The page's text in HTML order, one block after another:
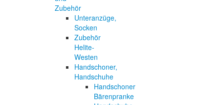
Zubehör
Unteranzüge,
Socken
Zubehör
Helite-
Westen
Handschoner,
Handschuhe
Handschoner
Bärenpranke